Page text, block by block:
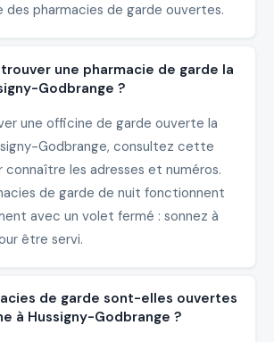
des pharmacies de garde ouvertes.
une pharmacie de garde la
Godbrange ?
une officine de garde ouverte la
Godbrange, consultez cette
connaître les adresses et numéros.
de garde de nuit fonctionnent
avec un volet fermé : sonnez à
être servi.
de garde sont-elles ouvertes
à Hussigny-Godbrange ?